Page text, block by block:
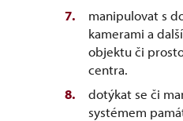
manipulovat s
kamerami a
objektu či
centra.
dotýkat se či
systémem